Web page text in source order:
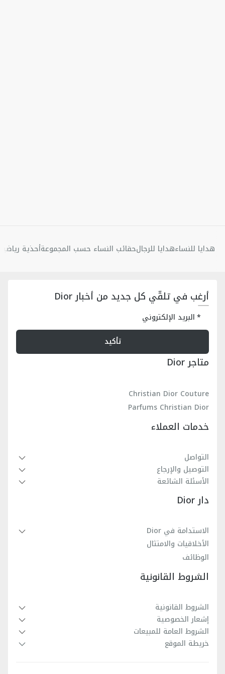
هدايا للنساءهدايا للرجالحقائب النساء حسب المجموعةأحذية
أرغب في تلقّي كل جديد من أخبار Dior
البريد الإلكتروني
تأكيد
متاجر Dior
Christian Dior Couture
Parfums Christian Dior
خدمات العملاء
التواصل
التوصيل والإرجاع
الأسئلة الشائعة
دار Dior
الاستدامة في Dior
الأخلاقيات والامتثال
الوظائف
الشروط القانونية
الشروط القانونية
إشعار الخصوصية
الشروط العامة للمبيعات
خريطة الموقع